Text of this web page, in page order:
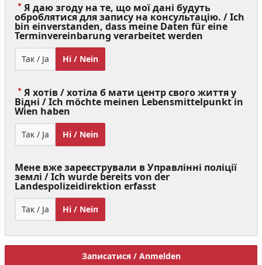
Я даю згоду на те, що мої дані будуть
оброблятися для запису на консультацію. / Ich
bin einverstanden, dass meine Daten für eine
Terminvereinbarung verarbeitet werden
Так / Ja Ні / Nein
Я хотів / хотіла б мати центр свого життя у
Відні / Ich möchte meinen Lebensmittelpunkt in
Wien haben
Required)
Так / Ja Ні / Nein
Мене вже зареєстрували в Управлінні поліції
землі / Ich wurde bereits von der
Landespolizeidirektion erfasst
Так / Ja Ні / Nein
Записатися / Anmelden